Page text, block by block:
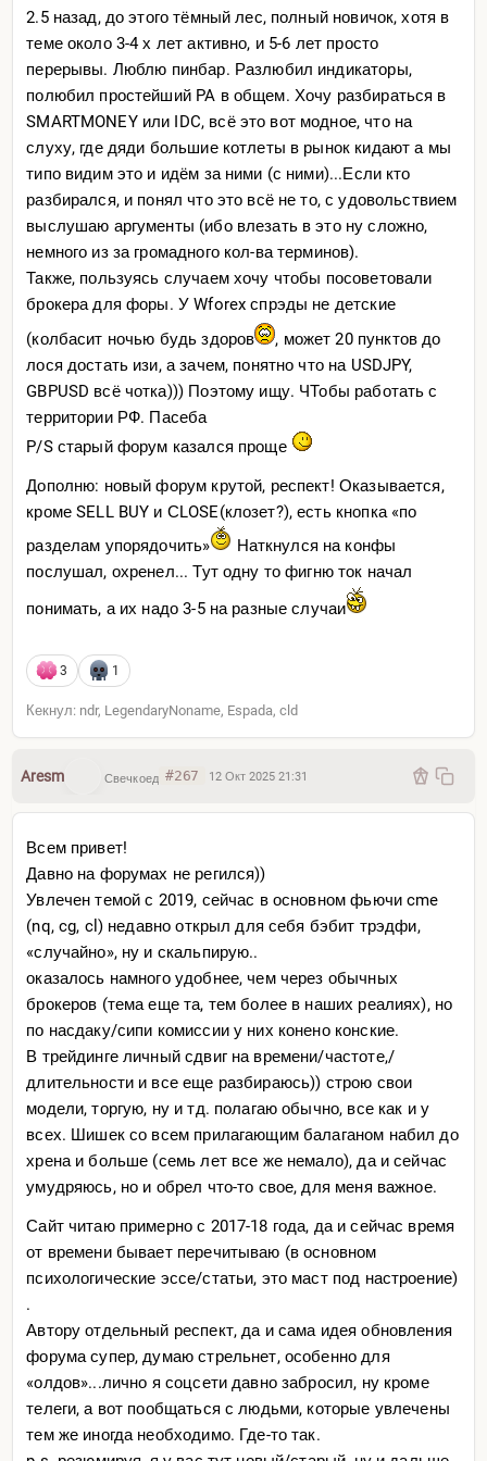
2.5 назад, до этого тёмный лес, полный новичок, хотя в
теме около 3-4 х лет активно, и 5-6 лет просто
перерывы. Люблю пинбар. Разлюбил индикаторы,
полюбил простейший PA в общем. Хочу разбираться в
SMARTMONEY или IDC, всё это вот модное, что на
слуху, где дяди большие котлеты в рынок кидают а мы
типо видим это и идём за ними (с ними)...Если кто
разбирался, и понял что это всё не то, с удовольствием
выслушаю аргументы (ибо влезать в это ну сложно,
немного из за громадного кол-ва терминов).
Также, пользуясь случаем хочу чтобы посоветовали
брокера для форы. У Wforex спрэды не детские
(колбасит ночью будь здоров
, может 20 пунктов до
лося достать изи, а зачем, понятно что на USDJPY,
GBPUSD всё чотка))) Поэтому ищу. ЧТобы работать с
территории РФ. Пасеба
P/S старый форум казался проще
Дополню: новый форум крутой, респект! Оказывается,
кроме SELL BUY и СLOSE(клозет?), есть кнопка «по
разделам упорядочить»
Наткнулся на конфы
послушал, охренел... Тут одну то фигню ток начал
понимать, а их надо 3-5 на разные случаи
3 1
Кекнул: ndr, LegendaryNoname, Espada, cld
Aresm Свечкоед #267 12 Окт 2025 21:31
Всем привет!
Давно на форумах не регился))
Увлечен темой с 2019, сейчас в основном фьючи cme
(nq, cg, cl) недавно открыл для себя бэбит трэдфи,
«случайно», ну и скальпирую..
оказалось намного удобнее, чем через обычных
брокеров (тема еще та, тем более в наших реалиях), но
по насдаку/сипи комиссии у них конено конские.
В трейдинге личный сдвиг на времени/частоте,/
длительности и все еще разбираюсь)) строю свои
модели, торгую, ну и тд. полагаю обычно, все как и у
всех. Шишек со всем прилагающим балаганом набил до
хрена и больше (семь лет все же немало), да и сейчас
умудряюсь, но и обрел что-то свое, для меня важное.
Сайт читаю примерно с 2017-18 года, да и сейчас время
от времени бывает перечитываю (в основном
психологические эссе/статьи, это маст под настроение)
.
Автору отдельный респект, да и сама идея обновления
форума супер, думаю стрельнет, особенно для
«олдов»...лично я соцсети давно забросил, ну кроме
телеги, а вот пообщаться с людьми, которые увлечены
тем же иногда необходимо. Где-то так.